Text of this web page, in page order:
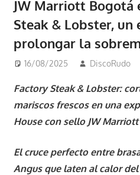
JW Marriott Bogotá
Steak & Lobster, un
prolongar la
16/08/2025 DiscoRudo
Factory Steak & Lobster:
mariscos frescos en una
House con sello JW
El cruce perfecto entre
Angus que laten al calor